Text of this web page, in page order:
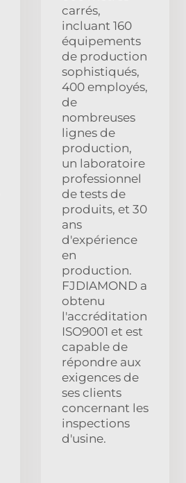
carrés,
incluant 160
équipements
de production
sophistiqués,
400 employés,
de
nombreuses
lignes de
production,
un laboratoire
professionnel
de tests de
produits, et 30
ans
d'expérience
en
production.
FJDIAMOND a
obtenu
l'accréditation
ISO9001 et est
capable de
répondre aux
exigences de
ses clients
concernant les
inspections
d'usine.